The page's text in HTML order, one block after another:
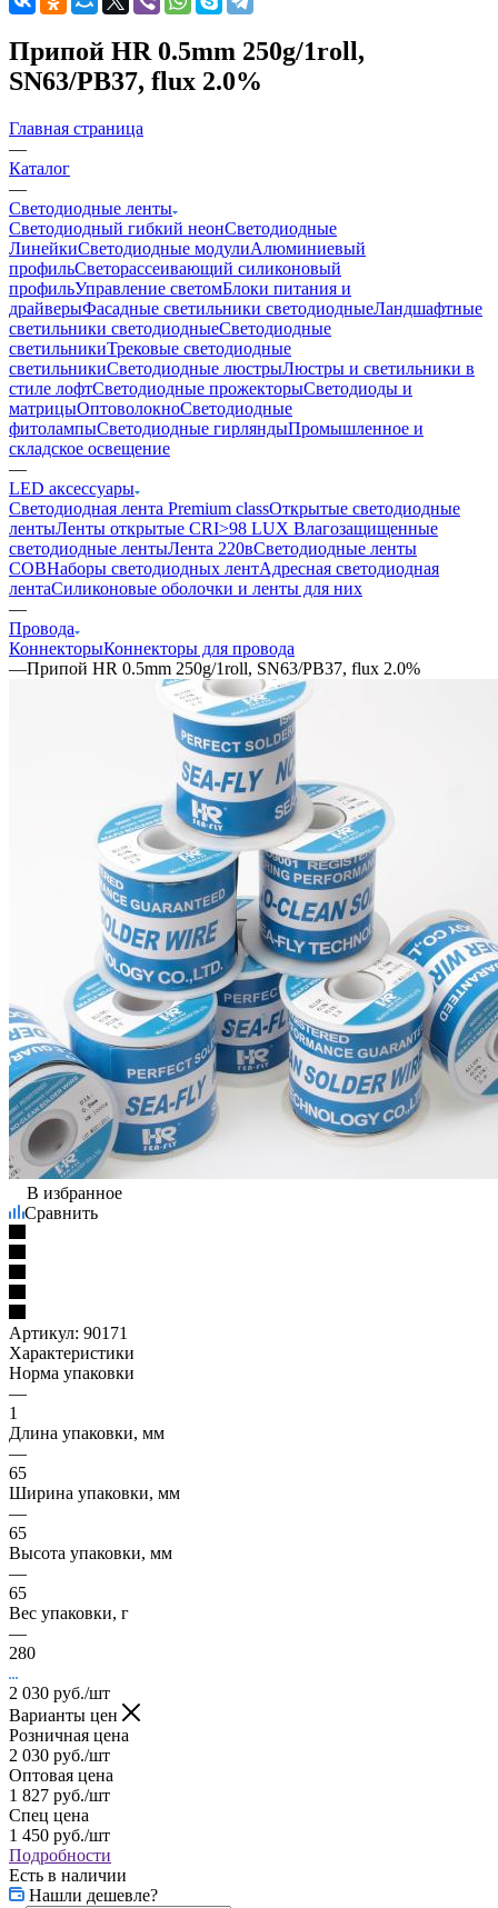
Припой HR 0.5mm 250g/1roll,
SN63/PB37, flux 2.0%
Главная страница
—
Каталог
—
Светодиодные ленты
Светодиодный гибкий неонСветодиодные
ЛинейкиСветодиодные модулиАлюминиевый
профильСветорассеивающий силиконовый
профильУправление светомБлоки питания и
драйверыФасадные светильники светодиодныеЛандшафтные
светильники светодиодныеСветодиодные
светильникиТрековые светодиодные
светильникиСветодиодные люстрыЛюстры и светильники в
стиле лофтСветодиодные прожекторыСветодиоды и
матрицыОптоволокноСветодиодные
фитолампыСветодиодные гирляндыПромышленное и
складское освещение
—
LED аксессуары
Светодиодная лента Premium classОткрытые светодиодные
лентыЛенты открытые CRI>98 LUX Влагозащищенные
светодиодные лентыЛента 220вСветодиодные ленты
COBНаборы светодиодных лентАдресная светодиодная
лентаСиликоновые оболочки и ленты для них
—
Провода
КоннекторыКоннекторы для провода
—Припой HR 0.5mm 250g/1roll, SN63/PB37, flux 2.0%
В избранное
Сравнить
Артикул: 90171
Характеристики
Норма упаковки
—
1
Длина упаковки, мм
—
65
Ширина упаковки, мм
—
65
Высота упаковки, мм
—
65
Вес упаковки, г
—
280
2 030 руб./шт
Варианты цен
Розничная цена
2 030 руб./шт
Оптовая цена
1 827 руб./шт
Спец цена
1 450 руб./шт
Подробности
Есть в наличии
Нашли дешевле?